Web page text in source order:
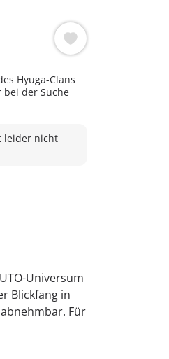
Hyuga-Clans
der Suche
leider nicht
Universum
Blickfang in
Für